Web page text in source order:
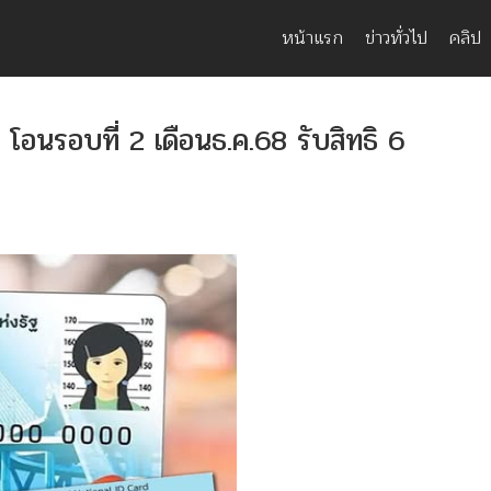
หน้าแรก ข่าวทั่วไป คลิป
อนรอบที่ 2 เดือนธ.ค.68 รับสิทธิ 6